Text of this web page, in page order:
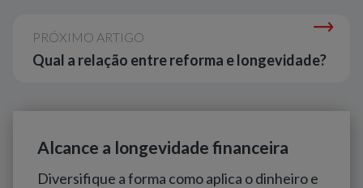
PRÓXIMO ARTIGO
Qual a relação entre reforma e longevidade?
Alcance a longevidade financeira
Diversifique a forma como aplica o dinheiro e